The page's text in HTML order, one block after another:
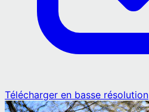
Télécharger en basse résolution